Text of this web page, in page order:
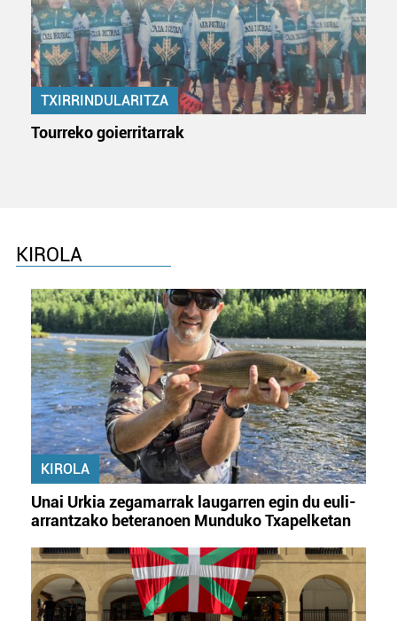
baliatzen gara. Ohar hau onartuz gero, teknologia hori
erabiltzeko baimen esplizitua ematen diguzu.Gehiago
irakurri
TXIRRINDULARITZA
Tourreko goierritarrak
KIROLA
KIROLA
Unai Urkia zegamarrak laugarren egin du euli-
arrantzako beteranoen Munduko Txapelketan